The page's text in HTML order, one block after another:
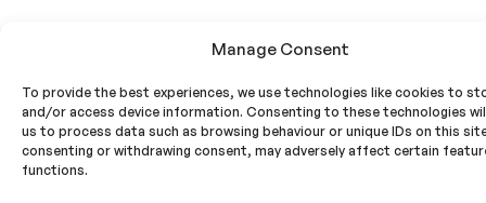
Manage Consent
To provide the best experiences, we use technologies like cookies to
and/or access device information. Consenting to these technologies
us to process data such as browsing behaviour or unique IDs on this
consenting or withdrawing consent, may adversely affect certain
functions.